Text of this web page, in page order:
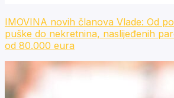
IMOVINA novih članova Vlade: Od
puške do nekretnina, naslijeđenih
od 80.000 eura